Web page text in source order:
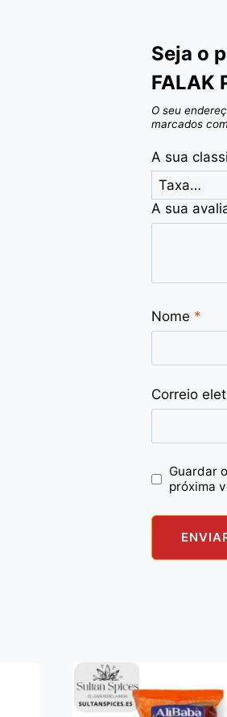
Seja o
FALAK
O seu
marcados com
A sua
A sua
Nome *
Correio
Guardar
próxima